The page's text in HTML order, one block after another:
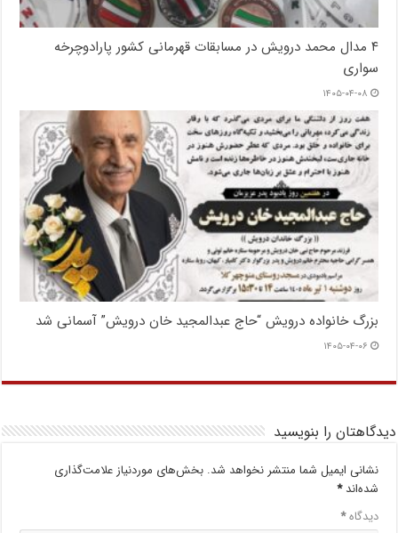
۴ مدال محمد درویش در مسابقات قهرمانی کشور پارادوچرخه
سواری
۱۴۰۵-۰۴-۰۸
بزرگ خانواده درویش “حاج عبدالمجید خان درویش” آسمانی شد
۱۴۰۵-۰۴-۰۶
دیدگاهتان را بنویسید
نشانی ایمیل شما منتشر نخواهد شد. بخش‌های موردنیاز علامت‌گذاری
شده‌اند*
دیدگاه*